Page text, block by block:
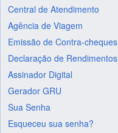
Central de Atendimento
Agência de Viagem
Emissão de Contra-cheques
Declaração de Rendimentos
Assinador Digital
Gerador GRU
Sua Senha
Esqueceu sua senha?